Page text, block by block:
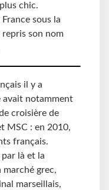
chic.
sous la
repris son nom
il y a
avait notamment
croisière de
MSC : en 2010,
français.
par là et la
marché grec,
marseillais,